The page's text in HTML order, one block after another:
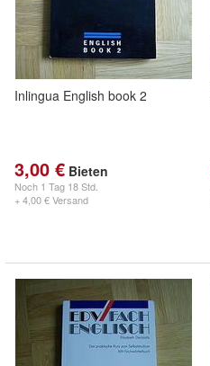
Inlingua English book 2
3,00 € Bieten
Noch 1 Tag 18 Std.
+ 4,00 € Versand